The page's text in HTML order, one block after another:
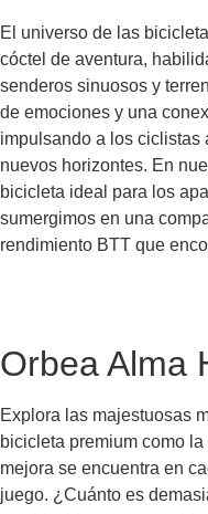
El universo de las
cóctel de aventura,
senderos sinuosos y
de emociones y una
impulsando a los ciclistas
nuevos horizontes. En
bicicleta ideal para los
sumergimos en una
rendimiento BTT que
Orbea Alma
Explora las majestuosas
bicicleta premium como la
mejora se encuentra en
juego. ¿Cuánto es